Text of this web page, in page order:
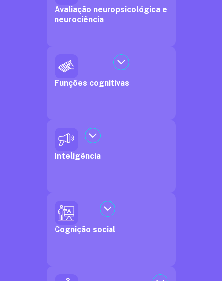
Avaliação neuropsicológica e
neurociência
Funções cognitivas
Inteligência
Cognição social